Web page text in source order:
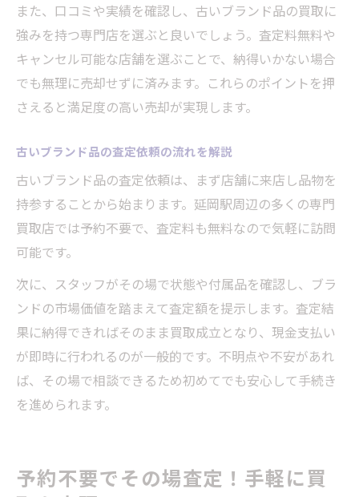
また、口コミや実績を確認し、古いブランド品の買取に
強みを持つ専門店を選ぶと良いでしょう。査定料無料や
キャンセル可能な店舗を選ぶことで、納得いかない場合
でも無理に売却せずに済みます。これらのポイントを押
さえると満足度の高い売却が実現します。
古いブランド品の査定依頼の流れを解説
古いブランド品の査定依頼は、まず店舗に来店し品物を
持参することから始まります。延岡駅周辺の多くの専門
買取店では予約不要で、査定料も無料なので気軽に訪問
可能です。
次に、スタッフがその場で状態や付属品を確認し、ブラ
ンドの市場価値を踏まえて査定額を提示します。査定結
果に納得できればそのまま買取成立となり、現金支払い
が即時に行われるのが一般的です。不明点や不安があれ
ば、その場で相談できるため初めてでも安心して手続き
を進められます。
予約不要でその場査定！手軽に買